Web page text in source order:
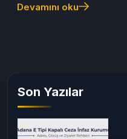
Devamını oku
Son Yazılar